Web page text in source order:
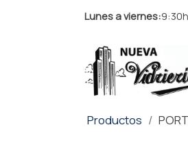
Lunes a viernes:
Productos